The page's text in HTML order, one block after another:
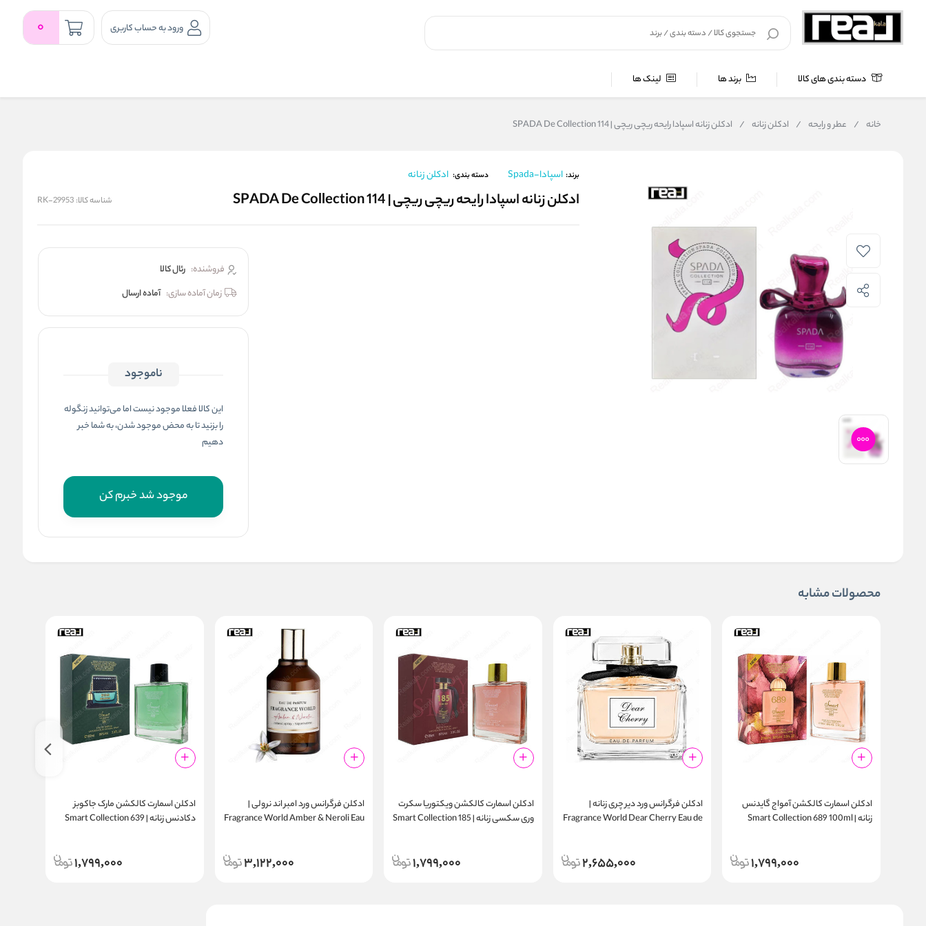
ورود به حساب کاربری 0
دسته بندی های کالا برند ها لینک ها
خانه / عطر و رایحه / ادکلن زنانه / ادکلن زنانه اسپادا رایحه ریچی ریچی | SPADA De Collection 114
برند: اسپادا-Spada دسته بندی: ادکلن زنانه
ادکلن زنانه اسپادا رایحه ریچی ریچی | SPADA De Collection 114 شناسه کالا: RK-29953
فروشنده: رئال كالا
زمان آماده سازی: آماده ارسال
ناموجود
این کالا فعلا موجود نیست اما می‌توانید زنگوله
را بزنید تا به محض موجود شدن، به شما خبر
دهیم
موجود شد خبرم کن
محصولات مشابه
ادکلن اسمارت کالکشن آمواج گایدنس
زنانه | Smart Collection 689 100ml
1,799,000
ادکلن فرگرانس ورد دیر چری زنانه |
Fragrance World Dear Cherry Eau de
2,655,000
ادکلن اسمارت کالکشن ویکتوریا سکرت
وری سکسی زنانه | Smart Collection 185
1,799,000
ادکلن فرگرانس ورد امبر اند نرولی |
Fragrance World Amber & Neroli Eau
3,122,000
ادکلن اسمارت کالکشن مارک جاکوبز
دکادنس زنانه | Smart Collection 639
1,799,000